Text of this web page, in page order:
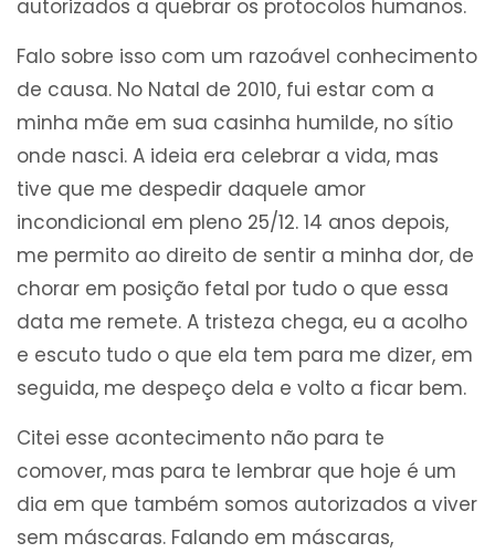
autorizados a quebrar os protocolos humanos.
Falo sobre isso com um razoável conhecimento
de causa. No Natal de 2010, fui estar com a
minha mãe em sua casinha humilde, no sítio
onde nasci. A ideia era celebrar a vida, mas
tive que me despedir daquele amor
incondicional em pleno 25/12. 14 anos depois,
me permito ao direito de sentir a minha dor, de
chorar em posição fetal por tudo o que essa
data me remete. A tristeza chega, eu a acolho
e escuto tudo o que ela tem para me dizer, em
seguida, me despeço dela e volto a ficar bem.
Citei esse acontecimento não para te
comover, mas para te lembrar que hoje é um
dia em que também somos autorizados a viver
sem máscaras. Falando em máscaras,